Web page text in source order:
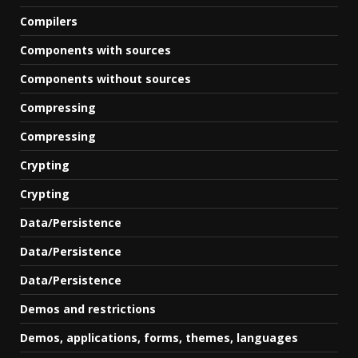
Compilers
Components with sources
Components without sources
Compressing
Compressing
Crypting
Crypting
Data/Persistence
Data/Persistence
Data/Persistence
Demos and restrictions
Demos, applications, forms, themes, languages